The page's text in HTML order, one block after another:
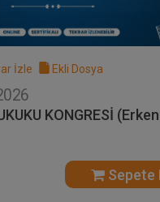
İzle Ekli Dosya
KONGRESİ
Sepete